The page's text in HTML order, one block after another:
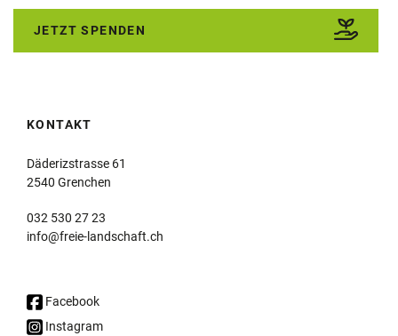
JETZT SPENDEN
KONTAKT
Däderizstrasse 61
2540 Grenchen
032 530 27 23
info@freie-landschaft.ch
Facebook
Instagram